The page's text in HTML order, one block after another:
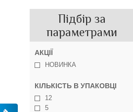
Підбір за
параметрами
АКЦІЇ
НОВИНКА
КІЛЬКІСТЬ В УПАКОВЦІ
12
5